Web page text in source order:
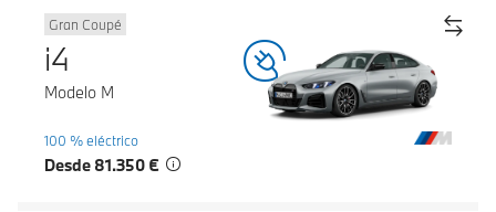
Gran Coupé
i4
Modelo M
100 % eléctrico
Desde 81.350 €